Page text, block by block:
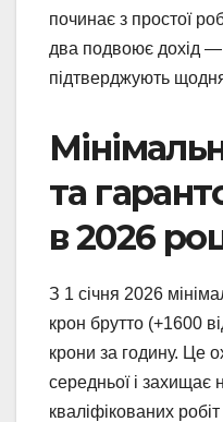
починає з простої
два подвоює дохід —
підтверджують
та
в 2026
З 1 січня 2026
крон брутто (+1600
крони за годину. Це
середньої і захищає
кваліфікованих